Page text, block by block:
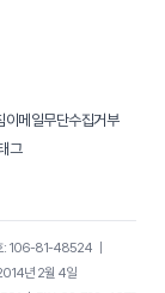
이메일무단수집거부
그
: 106-81-48524｜
년 2월 4일